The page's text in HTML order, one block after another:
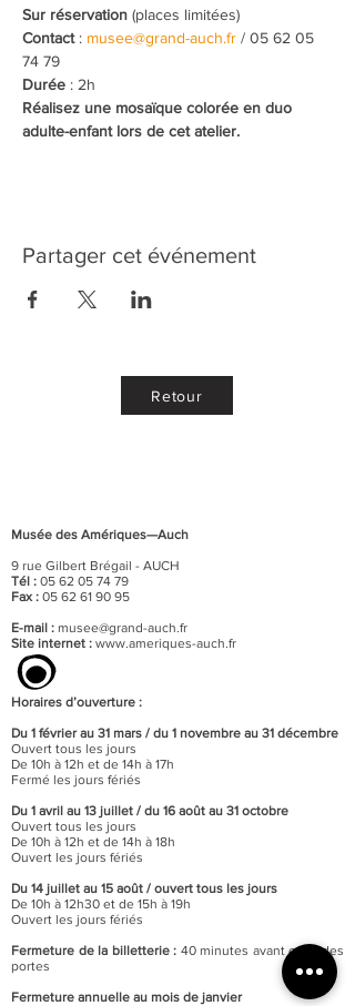
Sur réservation (places limitées)
Contact : musee@grand-auch.fr / 05 62 05
74 79
Durée : 2h
Réalisez une mosaïque colorée en duo
adulte-enfant lors de cet atelier.
Partager cet événement
Retour
Musée des Amériques—Auch
9 rue Gilbert Brégail - AUCH
Tél : 05 62 05 74 79
Fax : 05 62 61 90 95
E-mail : musee@grand-auch.fr
Site internet : www.ameriques-auch.fr
Horaires d’ouverture :
Du 1 février au 31 mars / du 1 novembre au 31 décembre
Ouvert tous les jours
De 10h à 12h et de 14h à 17h
Fermé les jours fériés
Du 1 avril au 13 juillet / du 16 août au 31 octobre
Ouvert tous les jours
De 10h à 12h et de 14h à 18h
Ouvert les jours fériés
Du 14 juillet au 15 août / ouvert tous les jours
De 10h à 12h30 et de 15h à 19h
Ouvert les jours fériés
Fermeture de la billetterie : 40 minutes avant celle des
portes
Fermeture annuelle au mois de janvier